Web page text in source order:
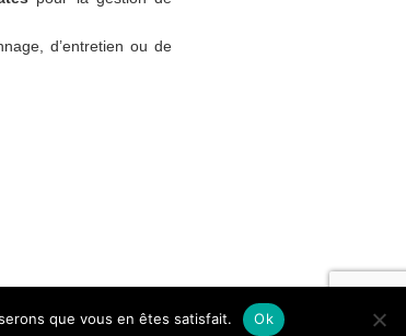
d’entretien ou de
que vous en êtes satisfait. Ok